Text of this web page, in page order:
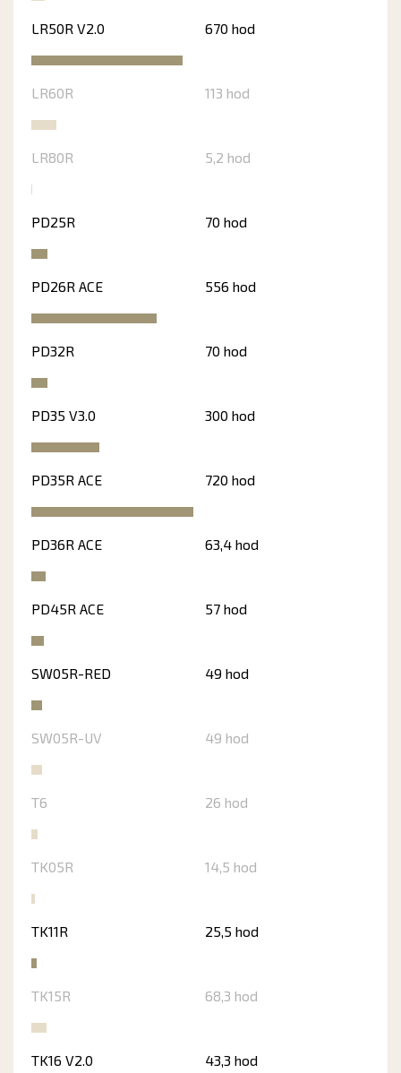
LR50R V2.0 670 hod
LR60R 113 hod
LR80R 5,2 hod
PD25R 70 hod
PD26R ACE 556 hod
PD32R 70 hod
PD35 V3.0 300 hod
PD35R ACE 720 hod
PD36R ACE 63,4 hod
PD45R ACE 57 hod
SW05R-RED 49 hod
SW05R-UV 49 hod
T6 26 hod
TK05R 14,5 hod
TK11R 25,5 hod
TK15R 68,3 hod
TK16 V2.0 43,3 hod